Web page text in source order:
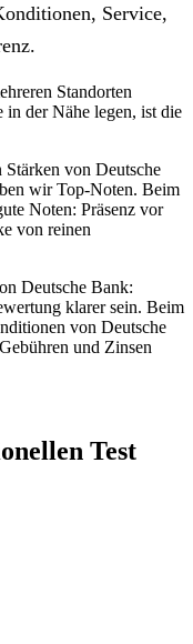
Service,
Standorten
in der Nähe legen, ist die
von Deutsche
wir Top-Noten. Beim
Noten: Präsenz vor
von reinen
Deutsche Bank:
klarer sein. Beim
von Deutsche
und Zinsen
Test